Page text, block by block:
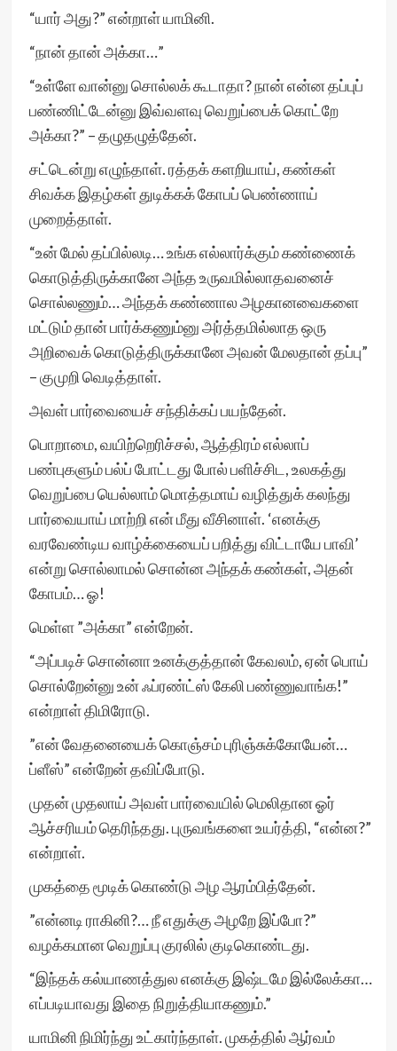
“யார் அது?” என்றாள் யாமினி.
“நான் தான் அக்கா…”
“உள்ளே வான்னு சொல்லக் கூடாதா? நான் என்ன தப்புப்
பண்ணிட்டேன்னு இவ்வளவு வெறுப்பைக் கொட்றே
அக்கா?” – தழுதழுத்தேன்.
சட்டென்று எழுந்தாள். ரத்தக் களறியாய், கண்கள்
சிவக்க இதழ்கள் துடிக்கக் கோபப் பெண்ணாய்
முறைத்தாள்.
“உன் மேல் தப்பில்லடி… உங்க எல்லார்க்கும் கண்ணைக்
கொடுத்திருக்கானே அந்த உருவமில்லாதவனைச்
சொல்லணும்… அந்தக் கண்ணால அழகானவைகளை
மட்டும் தான் பார்க்கணும்னு அர்த்தமில்லாத ஒரு
அறிவைக் கொடுத்திருக்கானே அவன் மேலதான் தப்பு”
– குமுறி வெடித்தாள்.
அவள் பார்வையைச் சந்திக்கப் பயந்தேன்.
பொறாமை, வயிற்றெரிச்சல், ஆத்திரம் எல்லாப்
பண்புகளும் பல்ப் போட்டது போல் பளிச்சிட, உலகத்து
வெறுப்பை யெல்லாம் மொத்தமாய் வழித்துக் கலந்து
பார்வையாய் மாற்றி என் மீது வீசினாள். ‘எனக்கு
வரவேண்டிய வாழ்க்கையைப் பறித்து விட்டாயே பாவி’
என்று சொல்லாமல் சொன்ன அந்தக் கண்கள், அதன்
கோபம்… ஓ!
மெள்ள ”அக்கா” என்றேன்.
“அப்படிச் சொன்னா உனக்குத்தான் கேவலம், ஏன் பொய்
சொல்றேன்னு உன் ஃப்ரண்ட்ஸ் கேலி பண்ணுவாங்க!”
என்றாள் திமிரோடு.
”என் வேதனையைக் கொஞ்சம் புரிஞ்சுக்கோயேன்…
ப்ளீஸ்” என்றேன் தவிப்போடு.
முதன் முதலாய் அவள் பார்வையில் மெலிதான ஓர்
ஆச்சரியம் தெரிந்தது. புருவங்களை உயர்த்தி, “என்ன?”
என்றாள்.
முகத்தை மூடிக் கொண்டு அழ ஆரம்பித்தேன்.
”என்னடி ராகினி?… நீ எதுக்கு அழறே இப்போ?”
வழக்கமான வெறுப்பு குரலில் குடிகொண்டது.
“இந்தக் கல்யாணத்துல எனக்கு இஷ்டமே இல்லேக்கா…
எப்படியாவது இதை நிறுத்தியாகணும்.”
யாமினி நிமிர்ந்து உட்கார்ந்தாள். முகத்தில் ஆர்வம்